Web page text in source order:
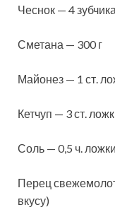
Чеснок — 4 зубчика
Сметана — 300 г
Майонез — 1 ст.
Кетчуп — 3 ст.
Соль — 0,5 ч.
Перец
вкусу)